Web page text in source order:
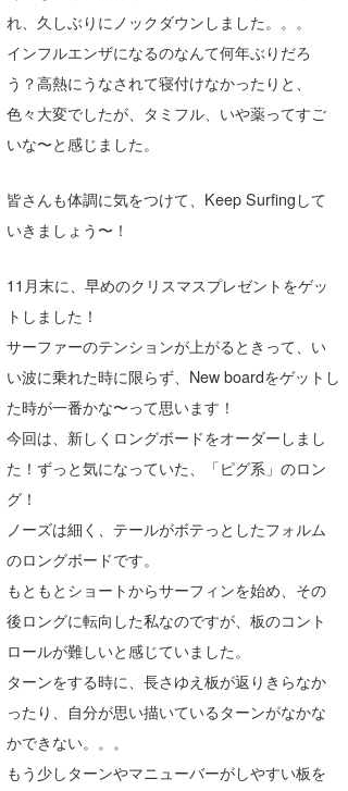
れ、久しぶりにノックダウンしました。。。
インフルエンザになるのなんて何年ぶりだろ
う？高熱にうなされて寝付けなかったりと、
色々大変でしたが、タミフル、いや薬ってすご
いな〜と感じました。
皆さんも体調に気をつけて、Keep Surfingして
いきましょう〜！
11月末に、早めのクリスマスプレゼントをゲッ
トしました！
サーファーのテンションが上がるときって、い
い波に乗れた時に限らず、New boardをゲットし
た時が一番かな〜って思います！
今回は、新しくロングボードをオーダーしまし
た！ずっと気になっていた、「ピグ系」のロン
グ！
ノーズは細く、テールがボテっとしたフォルム
のロングボードです。
もともとショートからサーフィンを始め、その
後ロングに転向した私なのですが、板のコント
ロールが難しいと感じていました。
ターンをする時に、長さゆえ板が返りきらなか
ったり、自分が思い描いているターンがなかな
かできない。。。
もう少しターンやマニューバーがしやすい板を
ライター/寄稿メディア
Core Surf Japan
mitsuteru Kamio
Yoshiyuki Obata
arukasvision
DELTA FORCE SURF
CBA Films
SURFMEDIA
WAVAL
波伝説アンバサダー/プロライダー
中浦“JET”章
嵯峨明日香
進士剛光
田原啓江
NOBUFUKU
大野”MAR”修聖
喜納海人
☆加藤
+☆maki☆+
Aichan
chan-U
G◎Da
H
KID
KOBU
KY
波伝説